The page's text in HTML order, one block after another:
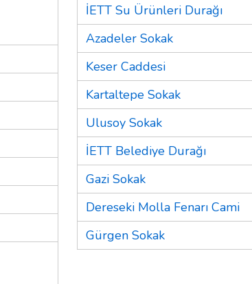
İETT Su Ürünleri Durağı
Azadeler Sokak
Keser Caddesi
Kartaltepe Sokak
Ulusoy Sokak
İETT Belediye Durağı
Gazi Sokak
Dereseki Molla Fenarı Cami
Gürgen Sokak